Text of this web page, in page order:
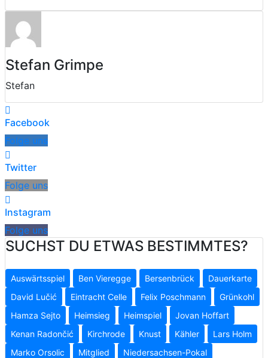
Stefan Grimpe
Stefan
Facebook
Folge uns
Twitter
Folge uns
Instagram
Folge uns
SUCHST DU ETWAS BESTIMMTES?
Auswärtsspiel Ben Vieregge Bersenbrück
Dauerkarte
David Lučić
Eintracht Celle Felix Poschmann
Grünkohl
Hamza Sejto
Heimsieg Heimspiel
Jovan Hoffart
Kenan Radončić
Kirchrode Knust Kähler
Lars Holm
Marko Orsolic
Mitglied
Niedersachsen-Pokal